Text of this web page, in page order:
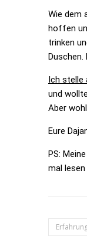
Wie dem
hoffen
trinken
Ich stelle
und
Aber
Eure
PS:
mal